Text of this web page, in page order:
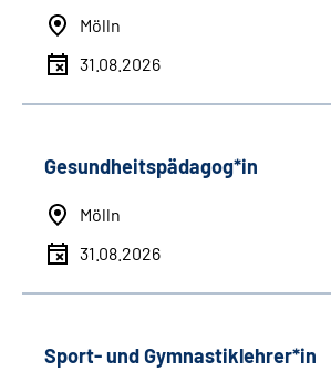
Mölln
31.08.2026
Gesundheitspädagog*in
Mölln
31.08.2026
Sport- und Gymnastiklehrer*in